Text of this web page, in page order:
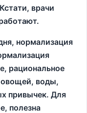
врачи
нормализация
рациональное
овощей, воды,
привычек. Для
полезна